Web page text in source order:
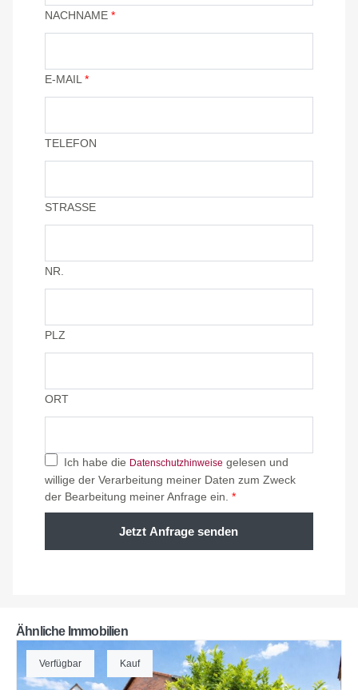
NACHNAME *
E-MAIL *
TELEFON
STRASSE
NR.
PLZ
ORT
Ich habe die Datenschutzhinweise gelesen und
willige der Verarbeitung meiner Daten zum Zweck
der Bearbeitung meiner Anfrage ein. *
Jetzt Anfrage senden
Ähnliche Immobilien
Verfügbar Kauf